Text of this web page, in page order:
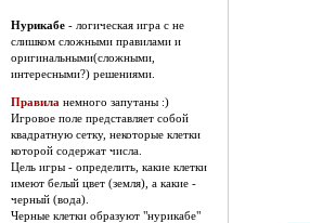
Нурикабе - логическая игра с не
слишком сложными правилами и
оригинальными(сложными,
интересными?) решениями.
Правила немного запутаны :)
Игровое поле представляет собой
квадратную сетку, некоторые клетки
которой содержат числа.
Цель игры - определить, какие клетки
имеют белый цвет (земля), а какие -
черный (вода).
Черные клетки образуют "нурикабе"